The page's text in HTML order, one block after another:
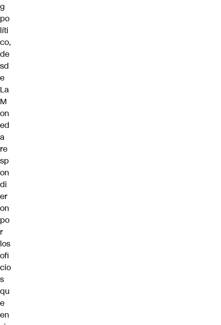
g
po
líti
co,
de
sd
e
La
M
on
ed
a
re
sp
on
di
er
on
po
r
los
ofi
cio
s
qu
e
en